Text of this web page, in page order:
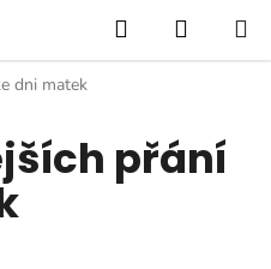
Hledat
KOŠÍK
dni matek
přání